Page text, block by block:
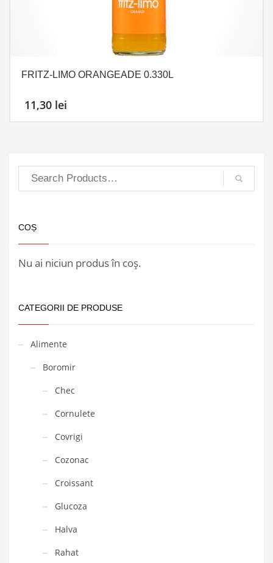
FRITZ-LIMO ORANGEADE 0.330L
11,30 lei
COȘ
Nu ai niciun produs în coș.
CATEGORII DE PRODUSE
Alimente
Boromir
Chec
Cornulete
Covrigi
Cozonac
Croissant
Glucoza
Halva
Rahat